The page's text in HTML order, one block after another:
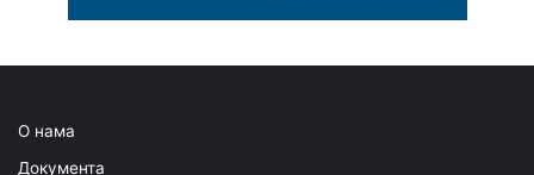
О нама
Документа